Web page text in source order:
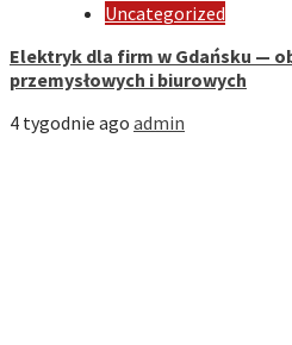
Uncategorized
Elektryk dla firm w Gdańsku —
przemysłowych i biurowych
4 tygodnie ago admin